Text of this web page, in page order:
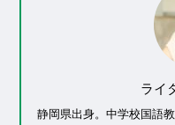
ライ
静岡県出身。中学校国語